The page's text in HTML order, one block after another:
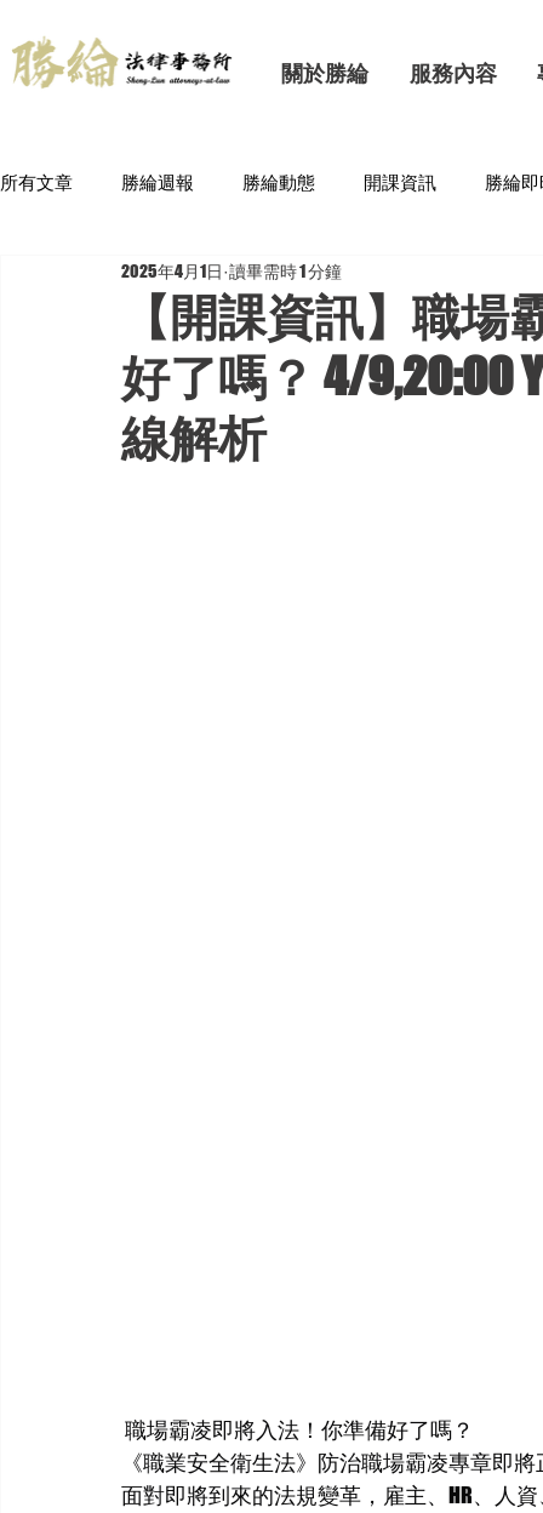
關於勝綸 服務內容
所有文章 勝綸週報 勝綸動態 開課資訊 勝綸
【開課資訊】職
好了嗎？ 4/9,20:00
線解析
2025年4月1日 讀畢需時 1 分鐘
職場霸凌即將入法！你準備好了嗎？
《職業安全衛生法》防治職場霸凌專章即
面對即將到來的法規變革，雇主、HR、人